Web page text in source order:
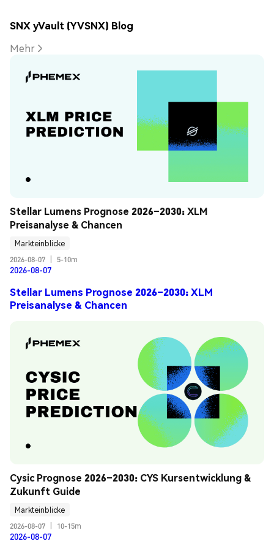
SNX yVault (YVSNX) Blog
Mehr
Stellar Lumens Prognose 2026–2030: XLM
Preisanalyse & Chancen
Markteinblicke
2026-08-07
5-10m
2026-08-07
Stellar Lumens Prognose 2026–2030: XLM
Preisanalyse & Chancen
Cysic Prognose 2026–2030: CYS Kursentwicklung &
Zukunft Guide
Markteinblicke
2026-08-07
10-15m
2026-08-07